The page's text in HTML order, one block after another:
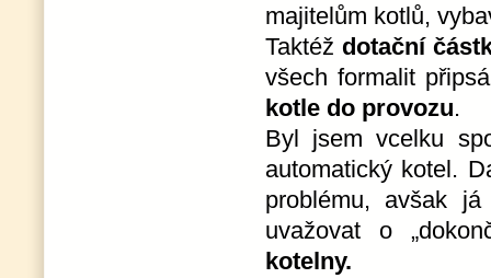
majitelům kotlů,
Taktéž dotační
všech formalit
kotle do provozu.
Byl jsem vcelku
automatický kotel.
problému, avšak
uvažovat o
kotelny.